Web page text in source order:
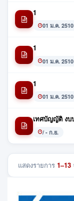
1
01 ม.ค. 2510
1
01 ม.ค. 2510
1
01 ม.ค. 2510
เทศบัญญัติ งบ
/ - ก.ย.
แสดงรายการ 1–13